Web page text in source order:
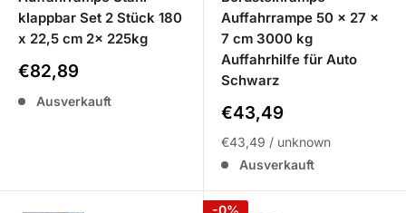
klappbar Set 2 Stück 180
x 22,5 cm 2x 225kg
Sale
Preis
€82,89
Ausverkauft
Auffahrrampe 50 x 27 x
7 cm 3000 kg
Auffahrhilfe für Auto
Schwarz
Sale
Preis
€43,49
€43,49 / unknown
Ausverkauft
-0%